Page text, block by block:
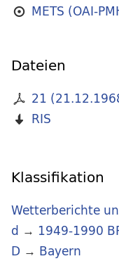
METS (OAI-
Dateien
21
RIS
Klassifikation
Wetterberichte
d → 1949-1990
D → Bayern